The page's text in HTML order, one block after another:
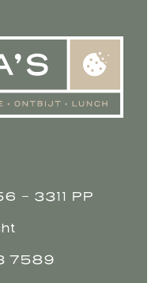
- 3311 PP
7589